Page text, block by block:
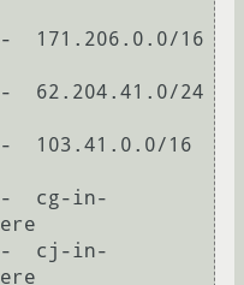
171.206.0.0/16
62.204.41.0/24
103.41.0.0/16
cg-in-
anywhere
cj-in-
anywhere